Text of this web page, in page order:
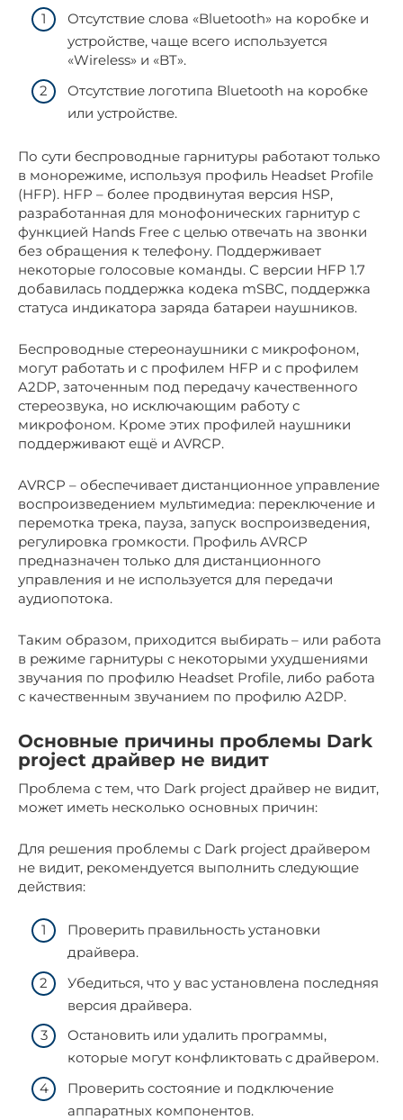
Отсутствие слова «Bluetooth» на коробке и
устройстве, чаще всего используется
«Wireless» и «BT».
Отсутствие логотипа Bluetooth на коробке
или устройстве.
По сути беспроводные гарнитуры работают только
в монорежиме, используя профиль Headset Profile
(HFP). HFP – более продвинутая версия HSP,
разработанная для монофонических гарнитур с
функцией Hands Free с целью отвечать на звонки
без обращения к телефону. Поддерживает
некоторые голосовые команды. С версии HFP 1.7
добавилась поддержка кодека mSBC, поддержка
статуса индикатора заряда батареи наушников.
Беспроводные стереонаушники с микрофоном,
могут работать и с профилем HFP и с профилем
A2DP, заточенным под передачу качественного
стереозвука, но исключающим работу с
микрофоном. Кроме этих профилей наушники
поддерживают ещё и AVRCP.
AVRCP – обеспечивает дистанционное управление
воспроизведением мультимедиа: переключение и
перемотка трека, пауза, запуск воспроизведения,
регулировка громкости. Профиль AVRCP
предназначен только для дистанционного
управления и не используется для передачи
аудиопотока.
Таким образом, приходится выбирать – или работа
в режиме гарнитуры с некоторыми ухудшениями
звучания по профилю Headset Profile, либо работа
с качественным звучанием по профилю A2DP.
Основные причины проблемы Dark
project драйвер не видит
Проблема с тем, что Dark project драйвер не видит,
может иметь несколько основных причин:
Для решения проблемы с Dark project драйвером
не видит, рекомендуется выполнить следующие
действия:
Проверить правильность установки
драйвера.
Убедиться, что у вас установлена последняя
версия драйвера.
Остановить или удалить программы,
которые могут конфликтовать с драйвером.
Проверить состояние и подключение
аппаратных компонентов.